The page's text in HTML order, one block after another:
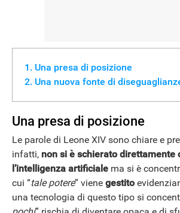
Una presa di posizione
Una nuova fonte di
Una presa di posizione
Le parole di Leone XIV sono chiare e
infatti, non si è schierato direttamente
l’intelligenza artificiale ma si è
cui “tale potere” viene gestito
una tecnologia di questo tipo si